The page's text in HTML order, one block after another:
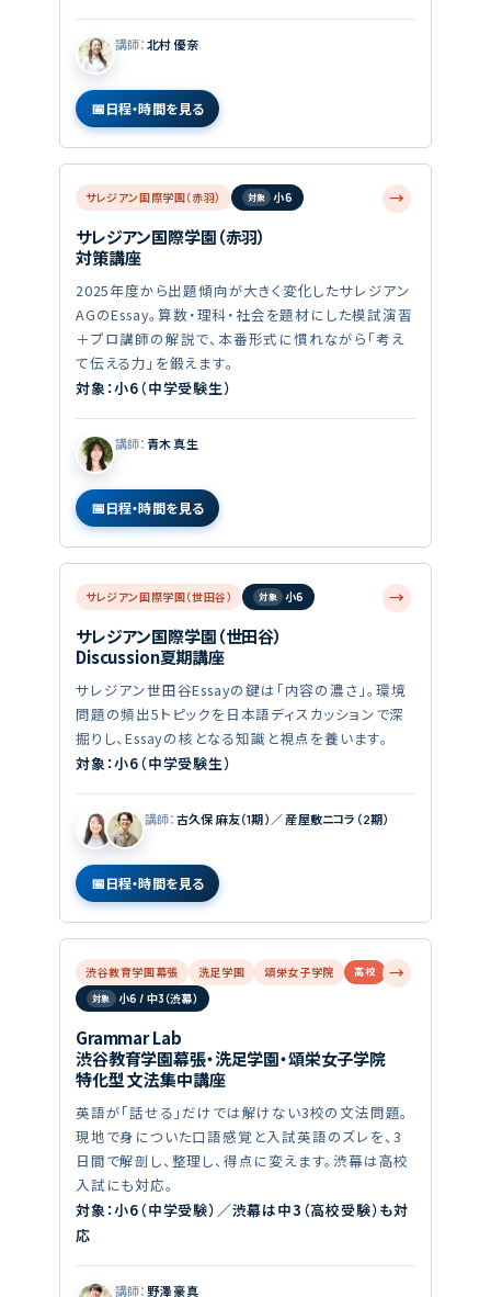
講師： 北村 優奈
日程・時間を見る
→
サレジアン国際学園（赤羽） 小6
サレジアン国際学園（赤羽）
対策講座
2025年度から出題傾向が大きく変化したサレジアン
AGのEssay。算数・理科・社会を題材にした模試演習
＋プロ講師の解説で、本番形式に慣れながら「考え
て伝える力」を鍛えます。
対象：小6（中学受験生）
講師： 青木 真生
日程・時間を見る
→
サレジアン国際学園（世田谷） 小6
サレジアン国際学園（世田谷）
Discussion夏期講座
サレジアン世田谷Essayの鍵は「内容の濃さ」。環境
問題の頻出5トピックを日本語ディスカッションで深
掘りし、Essayの核となる知識と視点を養います。
対象：小6（中学受験生）
講師： 古久保 麻友（1期）／ 産屋敷ニコラ（2期）
日程・時間を見る
→
渋谷教育学園幕張 洗足学園 頌栄女子学院 高校
小6 / 中3（渋幕）
Grammar Lab
渋谷教育学園幕張・洗足学園・頌栄女子学院
特化型 文法集中講座
英語が「話せる」だけでは解けない3校の文法問題。
現地で身についた口語感覚と入試英語のズレを、3
日間で解剖し、整理し、得点に変えます。渋幕は高校
入試にも対応。
対象：小6（中学受験）／渋幕は中3（高校受験）も対
応
講師： 野澤 豪真